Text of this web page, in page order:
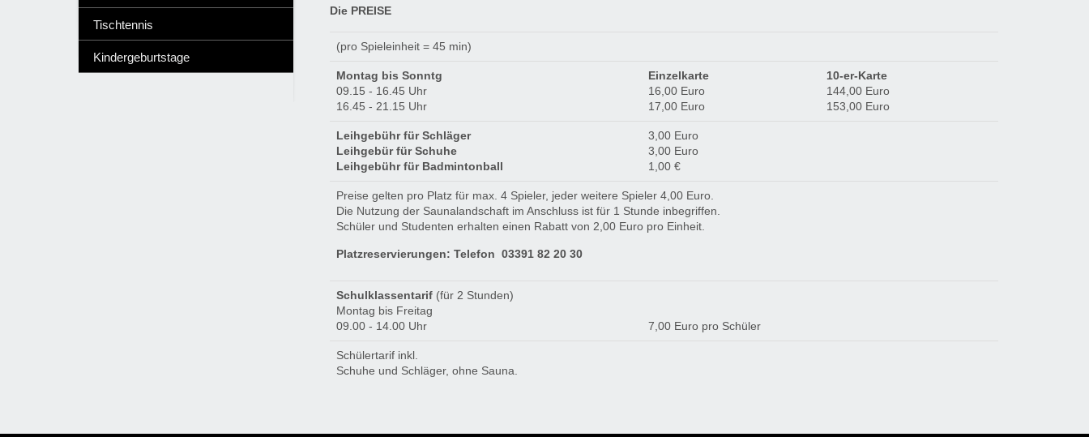
Die PREISE
(pro Spieleinheit = 45 min)
Montag bis Sonntg
09.15 - 16.45 Uhr
16.45 - 21.15 Uhr
Einzelkarte
16,00 Euro
17,00 Euro
10-er-Karte
144,00 Euro
153,00 Euro
Leihgebühr für Schläger
Leihgebür für Schuhe
Leihgebühr für Badmintonball
3,00 Euro
3,00 Euro
1,00 €
Preise gelten pro Platz für max. 4 Spieler, jeder weitere Spieler 4,00 Euro.
Die Nutzung der Saunalandschaft im Anschluss ist für 1 Stunde inbegriffen.
Schüler und Studenten erhalten einen Rabatt von 2,00 Euro pro Einheit.
Platzreservierungen: Telefon 03391 82 20 30
Schulklassentarif (für 2 Stunden)
Montag bis Freitag
09.00 - 14.00 Uhr
7,00 Euro pro Schüler
Schülertarif inkl.
Schuhe und Schläger, ohne Sauna.
Tischtennis
Kindergeburtstage